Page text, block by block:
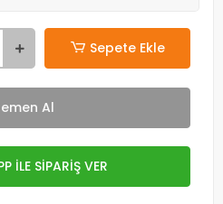
Sepete Ekle
Al
İLE SİPARİŞ VER